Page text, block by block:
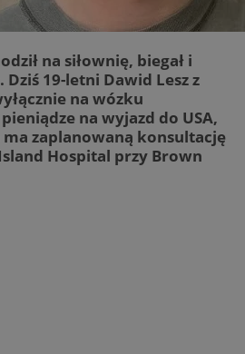
na siłownię, biegał i
Dziś 19-letni Dawid Lesz z
na wózku
na wyjazd do USA,
zaplanowaną konsultację
Hospital przy Brown